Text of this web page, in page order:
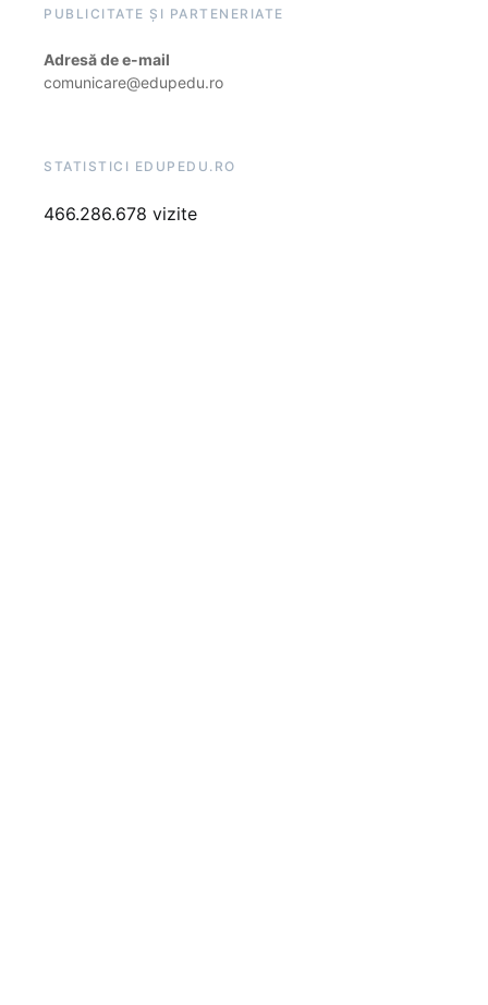
PUBLICITATE ȘI PARTENERIATE
Adresă de e-mail
comunicare@edupedu.ro
STATISTICI EDUPEDU.RO
466.286.678 vizite